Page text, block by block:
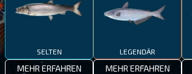
SELTEN
MEHR ERFAHREN
LEGENDÄR
MEHR ERFAHREN